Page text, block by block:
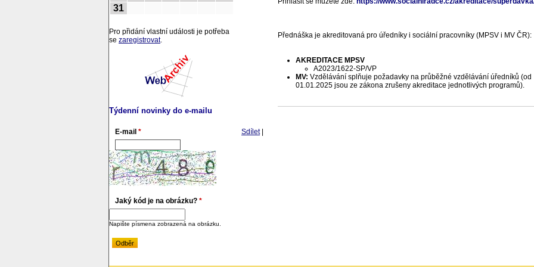
Přednáška je akreditovaná pro úředníky i sociální pracovníky (MPSV i MV ČR):
AKREDITACE MPSV
A2023/1622-SP/VP
MV: Vzdělávání splňuje požadavky na průběžné vzdělávání úředníků (od
01.01.2025 jsou ze zákona zrušeny akreditace jednotlivých programů).
Sdílet
31
Pro přidání vlastní události je potřeba
se zaregistrovat.
Týdenní novinky do e-mailu
E-mail *
Jaký kód je na obrázku? *
Napište písmena zobrazená na obrázku.